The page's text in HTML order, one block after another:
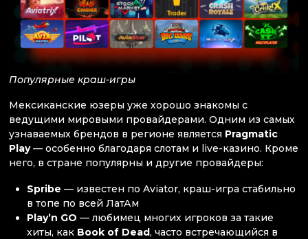
Популярные краш-игры
Мексиканские юзеры уже хорошо знакомы с
ведущими мировыми провайдерами. Одним из самых
узнаваемых брендов в регионе является Pragmatic
Play— особенно благодаря слотам и live-казино. Кроме
него, в стране популярны и другие провайдеры:
Spribe — известен по Aviator, краш-игра стабильно
в топе по всей ЛатАм
Play’n GO — любимец многих игроков за такие
хиты, как Book of Dead, часто встречающийся в